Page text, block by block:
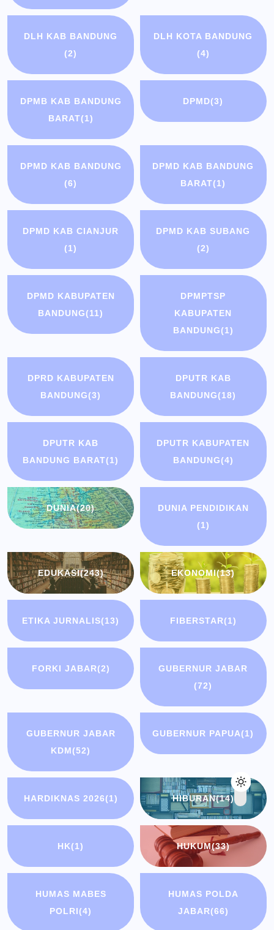
DLH KAB BANDUNG
(2)
DLH KOTA BANDUNG
(4)
DPMB KAB BANDUNG
BARAT(1)
DPMD(3)
DPMD KAB BANDUNG
(6)
DPMD KAB BANDUNG
BARAT(1)
DPMD KAB CIANJUR
(1)
DPMD KAB SUBANG
(2)
DPMD KABUPATEN
BANDUNG(11)
DPMPTSP
KABUPATEN
BANDUNG(1)
DPRD KABUPATEN
BANDUNG(3)
DPUTR KAB
BANDUNG(18)
DPUTR KAB
BANDUNG BARAT(1)
DPUTR KABUPATEN
BANDUNG(4)
DUNIA(20)
DUNIA PENDIDIKAN
(1)
EDUKASI(243) EKONOMI(13)
ETIKA JURNALIS(13) FIBERSTAR(1)
FORKI JABAR(2)
GUBERNUR JABAR
(72)
GUBERNUR JABAR
KDM(52)
GUBERNUR PAPUA(1)
HARDIKNAS 2026(1) HIBURAN(14)
HK(1) HUKUM(33)
HUMAS MABES
POLRI(4)
HUMAS POLDA
JABAR(66)